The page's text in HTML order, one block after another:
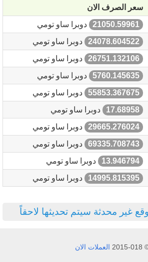
سعر الصرف الان
21050.59961
دوبرا ساو تومي
24078.604522
دوبرا ساو تومي
26751.132106
دوبرا ساو تومي
5760.145635
دوبرا ساو تومي
55853.367675
دوبرا ساو تومي
17.68958
دوبرا ساو تومي
29665.276024
دوبرا ساو تومي
69335.708743
دوبرا ساو تومي
13.946794
دوبرا ساو تومي
14995.815395 دوبرا ساو تومي
غير محدثة سيتم تحديثها لاحقاً
© العملات الان